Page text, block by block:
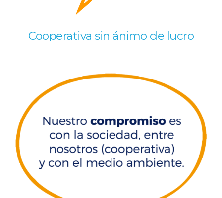
Cooperativa sin ánimo de lucro